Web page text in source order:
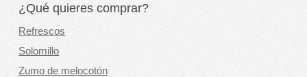
¿Qué quieres comprar?
Refrescos
Solomillo
Zumo de melocotón